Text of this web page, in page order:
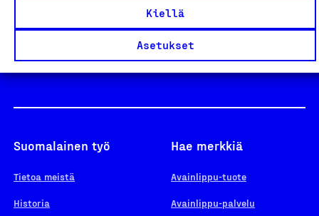
Kiellä
Asetukset
Yhteiskunnallinen Yritys -merkki
Suomalainen työ
Tietoa meistä
Historia
Hae merkkiä
Avainlippu-tuote
Avainlippu-palvelu